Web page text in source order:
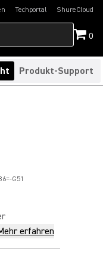
Techportal
(Opens in a new tab)ShureCloud
(Opens in a new
0
Produkt-Support
G51
erfahren